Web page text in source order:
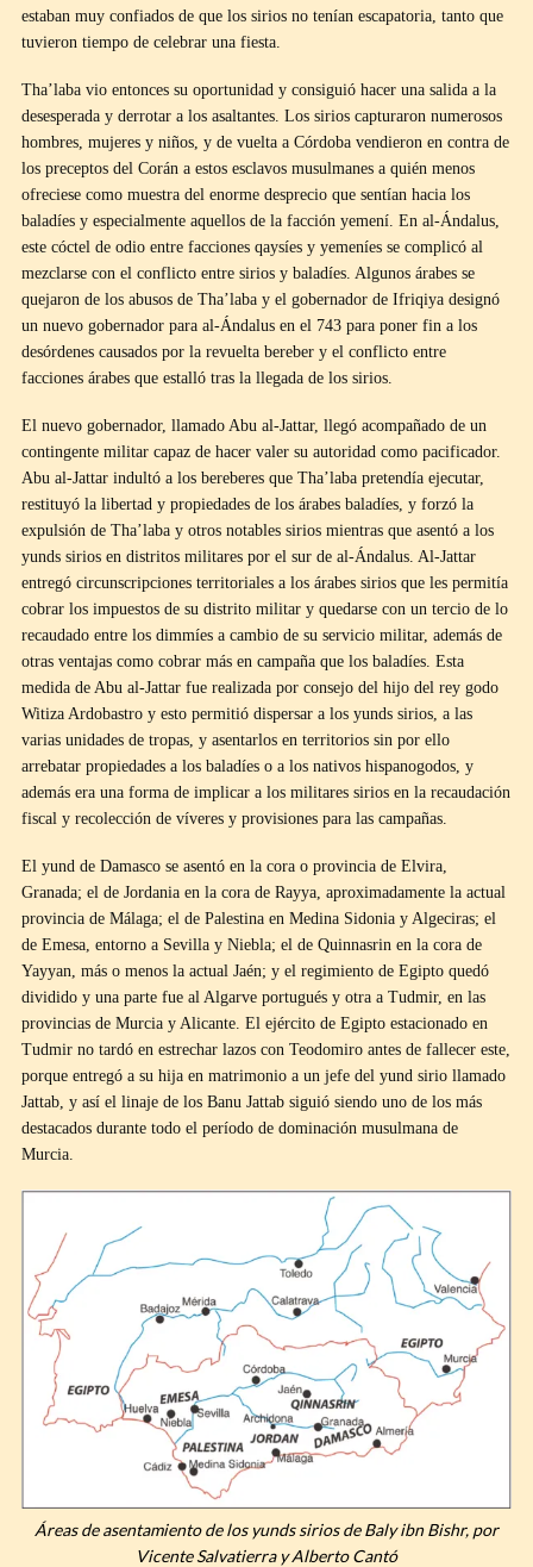
estaban muy confiados de que los sirios no tenían escapatoria, tanto que
tuvieron tiempo de celebrar una fiesta.
Tha’laba vio entonces su oportunidad y consiguió hacer una salida a la
desesperada y derrotar a los asaltantes. Los sirios capturaron numerosos
hombres, mujeres y niños, y de vuelta a Córdoba vendieron en contra de
los preceptos del Corán a estos esclavos musulmanes a quién menos
ofreciese como muestra del enorme desprecio que sentían hacia los
baladíes y especialmente aquellos de la facción yemení. En al-Ándalus,
este cóctel de odio entre facciones qaysíes y yemeníes se complicó al
mezclarse con el conflicto entre sirios y baladíes. Algunos árabes se
quejaron de los abusos de Tha’laba y el gobernador de Ifriqiya designó
un nuevo gobernador para al-Ándalus en el 743 para poner fin a los
desórdenes causados por la revuelta bereber y el conflicto entre
facciones árabes que estalló tras la llegada de los sirios.
El nuevo gobernador, llamado Abu al-Jattar, llegó acompañado de un
contingente militar capaz de hacer valer su autoridad como pacificador.
Abu al-Jattar indultó a los bereberes que Tha’laba pretendía ejecutar,
restituyó la libertad y propiedades de los árabes baladíes, y forzó la
expulsión de Tha’laba y otros notables sirios mientras que asentó a los
yunds sirios en distritos militares por el sur de al-Ándalus. Al-Jattar
entregó circunscripciones territoriales a los árabes sirios que les permitía
cobrar los impuestos de su distrito militar y quedarse con un tercio de lo
recaudado entre los dimmíes a cambio de su servicio militar, además de
otras ventajas como cobrar más en campaña que los baladíes. Esta
medida de Abu al-Jattar fue realizada por consejo del hijo del rey godo
Witiza Ardobastro y esto permitió dispersar a los yunds sirios, a las
varias unidades de tropas, y asentarlos en territorios sin por ello
arrebatar propiedades a los baladíes o a los nativos hispanogodos, y
además era una forma de implicar a los militares sirios en la recaudación
fiscal y recolección de víveres y provisiones para las campañas.
El yund de Damasco se asentó en la cora o provincia de Elvira,
Granada; el de Jordania en la cora de Rayya, aproximadamente la actual
provincia de Málaga; el de Palestina en Medina Sidonia y Algeciras; el
de Emesa, entorno a Sevilla y Niebla; el de Quinnasrin en la cora de
Yayyan, más o menos la actual Jaén; y el regimiento de Egipto quedó
dividido y una parte fue al Algarve portugués y otra a Tudmir, en las
provincias de Murcia y Alicante. El ejército de Egipto estacionado en
Tudmir no tardó en estrechar lazos con Teodomiro antes de fallecer este,
porque entregó a su hija en matrimonio a un jefe del yund sirio llamado
Jattab, y así el linaje de los Banu Jattab siguió siendo uno de los más
destacados durante todo el período de dominación musulmana de
Murcia.
Áreas de asentamiento de los yunds sirios de Baly ibn Bishr, por
Vicente Salvatierra y Alberto Cantó